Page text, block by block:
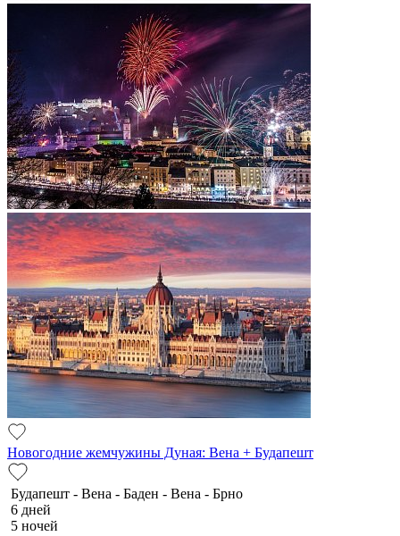
Новогодние жемчужины Дуная: Вена + Будапешт
Будапешт - Вена - Баден - Вена - Брно
6 дней
5 ночей